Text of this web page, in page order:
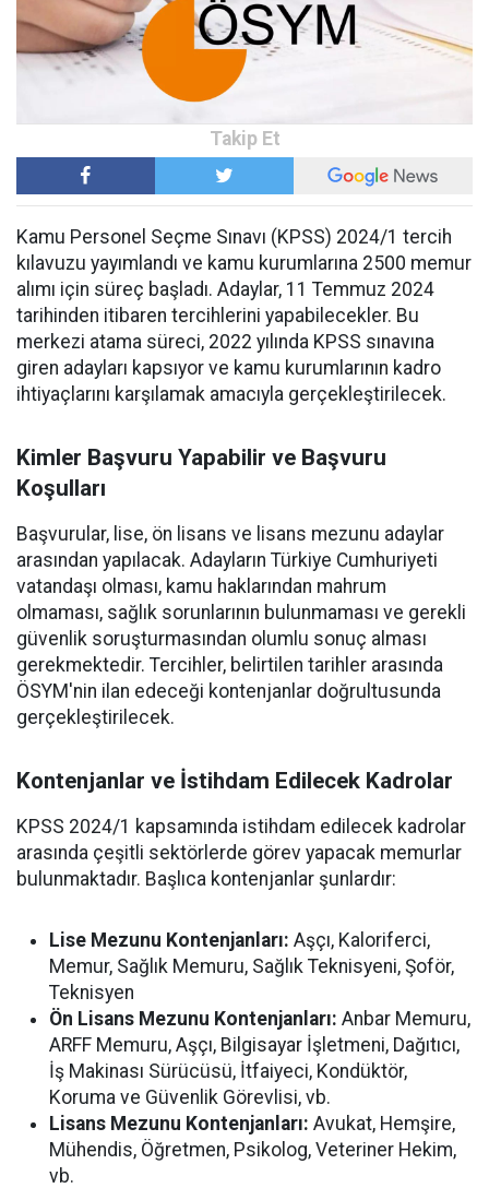
Kamu Personel Seçme Sınavı (KPSS) 2024/1 tercih
kılavuzu yayımlandı ve kamu kurumlarına 2500 memur
alımı için süreç başladı. Adaylar, 11 Temmuz 2024
tarihinden itibaren tercihlerini yapabilecekler. Bu
merkezi atama süreci, 2022 yılında KPSS sınavına
giren adayları kapsıyor ve kamu kurumlarının kadro
ihtiyaçlarını karşılamak amacıyla gerçekleştirilecek.
Kimler Başvuru Yapabilir ve Başvuru
Koşulları
Başvurular, lise, ön lisans ve lisans mezunu adaylar
arasından yapılacak. Adayların Türkiye Cumhuriyeti
vatandaşı olması, kamu haklarından mahrum
olmaması, sağlık sorunlarının bulunmaması ve gerekli
güvenlik soruşturmasından olumlu sonuç alması
gerekmektedir. Tercihler, belirtilen tarihler arasında
ÖSYM'nin ilan edeceği kontenjanlar doğrultusunda
gerçekleştirilecek.
Kontenjanlar ve İstihdam Edilecek Kadrolar
KPSS 2024/1 kapsamında istihdam edilecek kadrolar
arasında çeşitli sektörlerde görev yapacak memurlar
bulunmaktadır. Başlıca kontenjanlar şunlardır:
Lise Mezunu Kontenjanları: Aşçı, Kaloriferci,
Memur, Sağlık Memuru, Sağlık Teknisyeni, Şoför,
Teknisyen
Ön Lisans Mezunu Kontenjanları: Anbar Memuru,
ARFF Memuru, Aşçı, Bilgisayar İşletmeni, Dağıtıcı,
İş Makinası Sürücüsü, İtfaiyeci, Kondüktör,
Koruma ve Güvenlik Görevlisi, vb.
Lisans Mezunu Kontenjanları: Avukat, Hemşire,
Mühendis, Öğretmen, Psikolog, Veteriner Hekim,
vb.